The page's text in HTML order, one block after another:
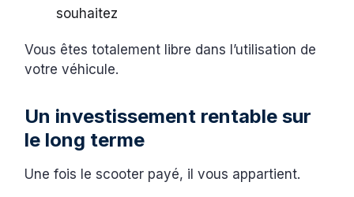
souhaitez
Vous êtes totalement libre dans l’utilisation de
votre véhicule.
Un investissement rentable sur
le long terme
Une fois le scooter payé, il vous appartient.